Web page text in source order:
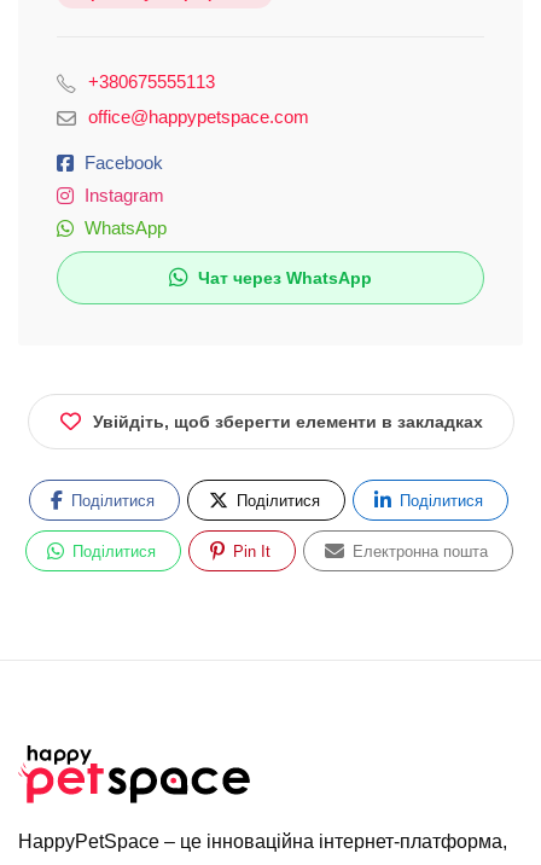
+380675555113
office@happypetspace.com
Facebook
Instagram
WhatsApp
Чат через WhatsApp
Увійдіть, щоб зберегти елементи в закладках
Поділитися Поділитися Поділитися
Поділитися Pin It Електронна пошта
HappyPetSpace – це інноваційна інтернет-платформа,